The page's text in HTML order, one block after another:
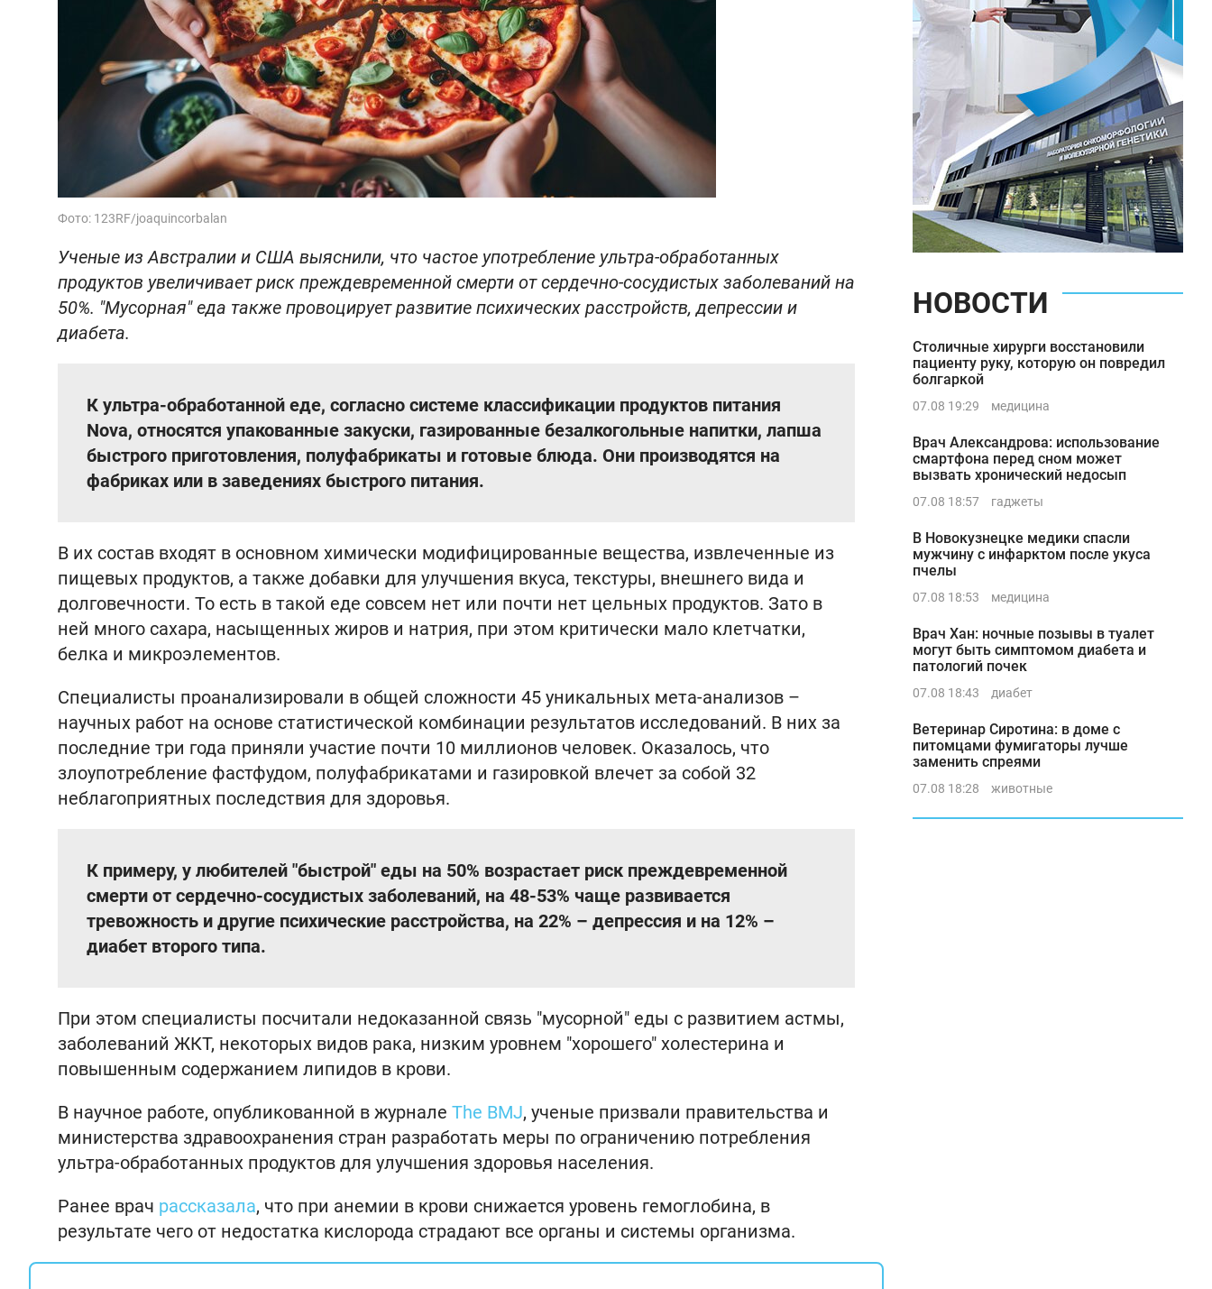
Фото: 123RF/joaquincorbalan
Ученые из Австралии и США выяснили, что частое употребление ультра-обработанных
продуктов увеличивает риск преждевременной смерти от сердечно-сосудистых заболеваний на
50%. "Мусорная" еда также провоцирует развитие психических расстройств, депрессии и
диабета.
К ультра-обработанной еде, согласно системе классификации продуктов питания
Nova, относятся упакованные закуски, газированные безалкогольные напитки, лапша
быстрого приготовления, полуфабрикаты и готовые блюда. Они производятся на
фабриках или в заведениях быстрого питания.
В их состав входят в основном химически модифицированные вещества, извлеченные из
пищевых продуктов, а также добавки для улучшения вкуса, текстуры, внешнего вида и
долговечности. То есть в такой еде совсем нет или почти нет цельных продуктов. Зато в
ней много сахара, насыщенных жиров и натрия, при этом критически мало клетчатки,
белка и микроэлементов.
Специалисты проанализировали в общей сложности 45 уникальных мета-анализов –
научных работ на основе статистической комбинации результатов исследований. В них за
последние три года приняли участие почти 10 миллионов человек. Оказалось, что
злоупотребление фастфудом, полуфабрикатами и газировкой влечет за собой 32
неблагоприятных последствия для здоровья.
К примеру, у любителей "быстрой" еды на 50% возрастает риск преждевременной
смерти от сердечно-сосудистых заболеваний, на 48-53% чаще развивается
тревожность и другие психические расстройства, на 22% – депрессия и на 12% –
диабет второго типа.
При этом специалисты посчитали недоказанной связь "мусорной" еды с развитием астмы,
заболеваний ЖКТ, некоторых видов рака, низким уровнем "хорошего" холестерина и
повышенным содержанием липидов в крови.
В научное работе, опубликованной в журнале The BMJ, ученые призвали правительства и
министерства здравоохранения стран разработать меры по ограничению потребления
ультра-обработанных продуктов для улучшения здоровья населения.
Ранее врач рассказала, что при анемии в крови снижается уровень гемоглобина, в
результате чего от недостатка кислорода страдают все органы и системы организма.
НОВОСТИ
Столичные хирурги восстановили
пациенту руку, которую он повредил
болгаркой
07.08 19:29 медицина
Врач Александрова: использование
смартфона перед сном может
вызвать хронический недосып
07.08 18:57 гаджеты
В Новокузнецке медики спасли
мужчину с инфарктом после укуса
пчелы
07.08 18:53 медицина
Врач Хан: ночные позывы в туалет
могут быть симптомом диабета и
патологий почек
07.08 18:43 диабет
Ветеринар Сиротина: в доме с
питомцами фумигаторы лучше
заменить спреями
07.08 18:28 животные